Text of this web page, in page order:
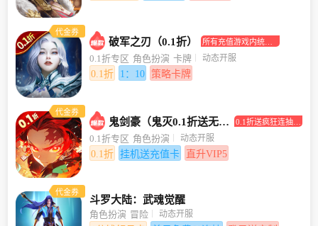
代金券
破军之刃（0.1折）
所有充值游戏内统统
打0.1折！
0.1折专区 角色扮演 卡牌 动态开服
0.1折 1：10 策略卡牌
代金券
鬼剑豪（鬼灭0.1折送无限抽）
0.1折送疯狂连抽，
0.1折专区 角色扮演 动态开服
0.1折 挂机送充值卡 直升VIP5
代金券
斗罗大陆：武魂觉醒
角色扮演 冒险 动态开服